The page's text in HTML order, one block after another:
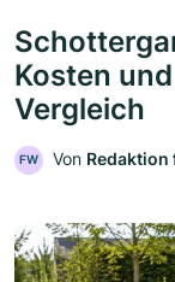
Kosten
Vergleich
FW Von